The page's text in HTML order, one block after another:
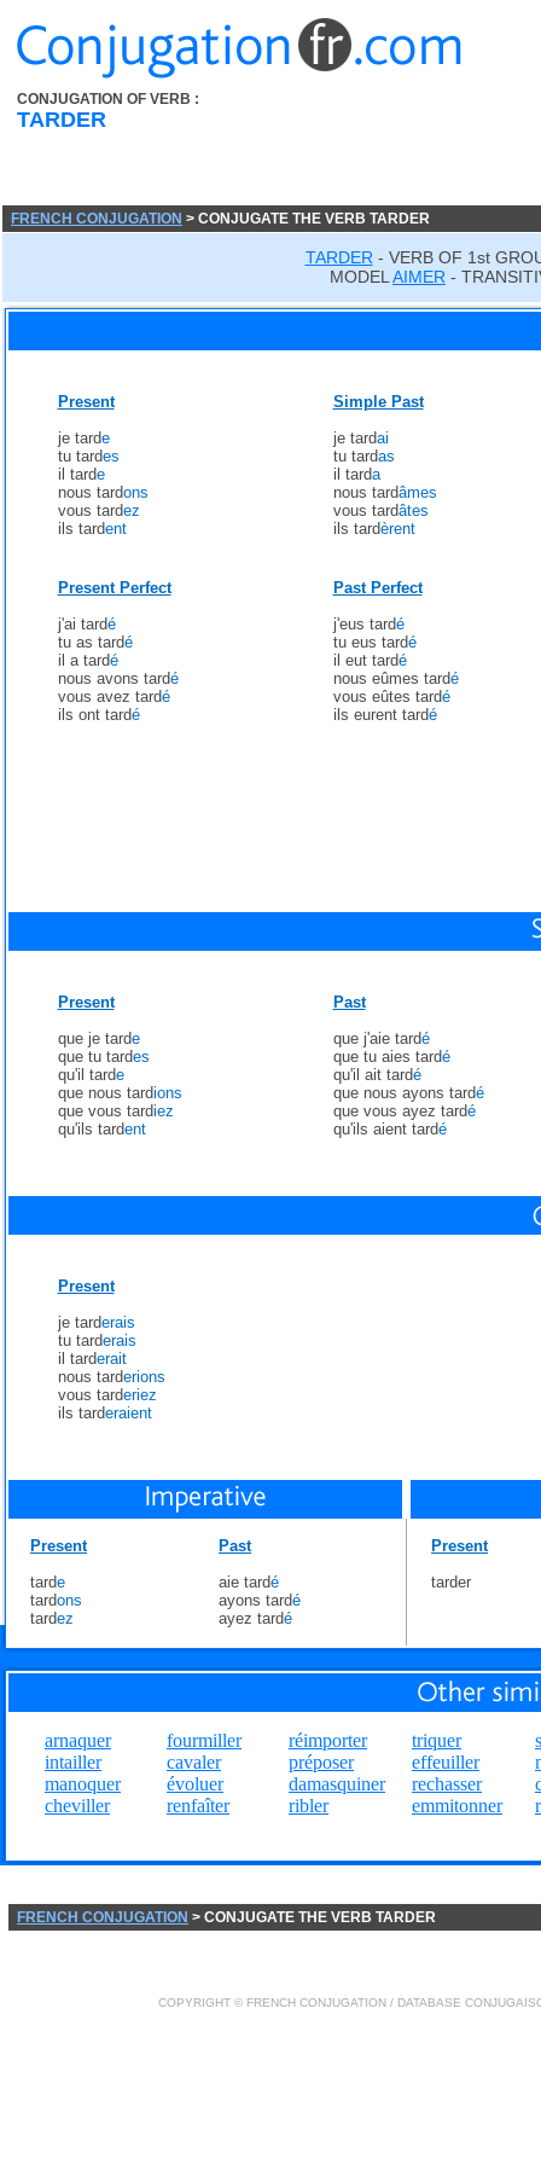
CONJUGATION OF VERB :
TARDER
FRENCH CONJUGATION > CONJUGATE THE VERB TARDER
TARDER - VERB OF 1st
MODEL AIMER -
Present
je tarde
tu tardes
il tarde
nous tardons
vous tardez
ils tardent
Simple Past
je tardai
tu tardas
il tarda
nous tardâmes
vous tardâtes
ils tardèrent
Present Perfect
j'ai tardé
tu as tardé
il a tardé
nous avons tardé
vous avez tardé
ils ont tardé
Past Perfect
j'eus tardé
tu eus tardé
il eut tardé
nous eûmes tardé
vous eûtes tardé
ils eurent tardé
Present
que je tarde
que tu tardes
qu'il tarde
que nous tardions
que vous tardiez
qu'ils tardent
Past
que j'aie tardé
que tu aies tardé
qu'il ait tardé
que nous ayons tardé
que vous ayez tardé
qu'ils aient tardé
Present
je tarderais
tu tarderais
il tarderait
nous tarderions
vous tarderiez
ils tarderaient
Present
tarde
tardons
tardez
Past
aie tardé
ayons tardé
ayez tardé
Present
tarder
arnaquer
intailler
manoquer
cheviller
fourmiller
cavaler
évoluer
renfaîter
réimporter
préposer
damasquiner
ribler
triquer
effeuiller
rechasser
emmitonner
FRENCH CONJUGATION > CONJUGATE THE VERB TARDER
COPYRIGHT © FRENCH CONJUGATION / DATABASE